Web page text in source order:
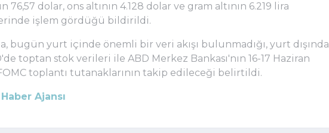
76,57 dolar, ons altının 4.128 dolar ve gram altının 6.219 lira
işlem gördüğü bildirildi.
bugün yurt içinde önemli bir veri akışı bulunmadığı, yurt dışında
toptan stok verileri ile ABD Merkez Bankası'nın 16-17 Haziran
toplantı tutanaklarının takip edileceği belirtildi.
Ajansı